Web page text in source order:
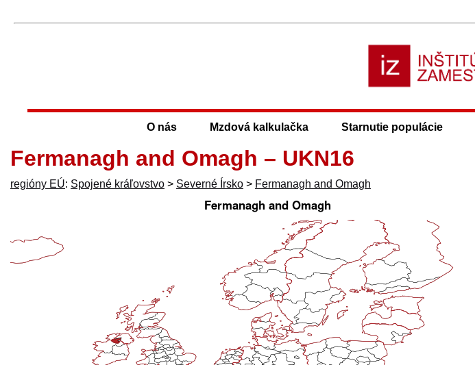
O nás Mzdová kalkulačka Starnutie populácie
Fermanagh and Omagh – UKN16
regióny EÚ: Spojené kráľovstvo > Severné Írsko > Fermanagh and Omagh